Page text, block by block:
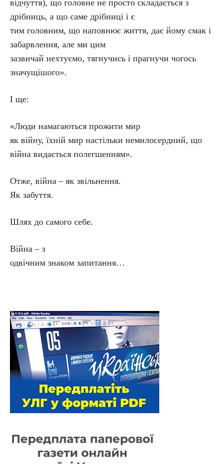
відчуття), що головне не просто складається з
дрібниць, а що саме дрібниці і є
тим головним, що наповнює життя, дає йому смак і
забарвлення, але ми цим
зазвичай нехтуємо, тягнучись і прагнучи чогось
значущішого».
І ще:
«Люди намагаються прожити мир
як війну, їхній мир настільки немилосердний, що
війна видається полегшенням».
Отже, війна – як звільнення.
Як забуття.
Шлях до самого себе.
Війна – з
одвічним знаком запитання…